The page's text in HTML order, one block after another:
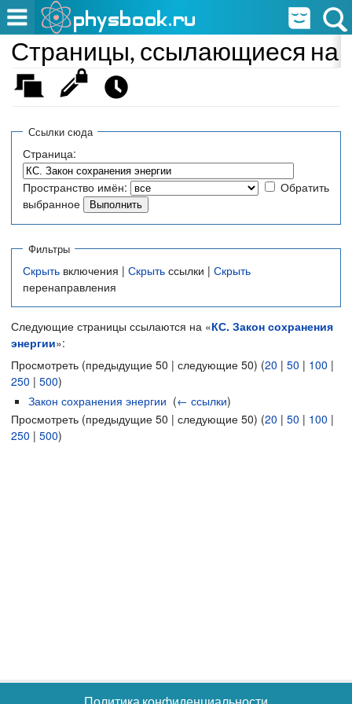
Страницы, ссылающиеся на
Ссылки сюда
Страница:
Пространство имён:
Обратить
выбранное
Фильтры
Скрыть включения | Скрыть ссылки | Скрыть
перенаправления
Следующие страницы ссылаются на «КС. Закон сохранения
энергии»:
Просмотреть (предыдущие 50 | следующие 50) (20 | 50 | 100 |
250 | 500)
Закон сохранения энергии (← ссылки)
Просмотреть (предыдущие 50 | следующие 50) (20 | 50 | 100 |
250 | 500)
Политика конфиденциальности